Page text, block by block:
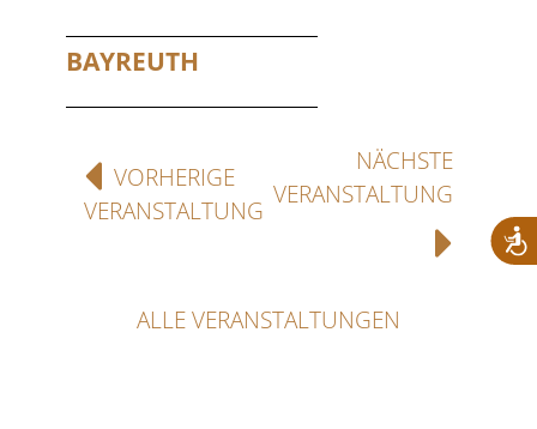
BAYREUTH
VORHERIGE
VERANSTALTUNG
NÄCHSTE
VERANSTALTUNG
ALLE VERANSTALTUNGEN